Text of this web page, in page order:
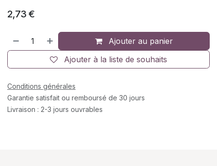
2,73 €
Ajouter au panier
Ajouter à la liste de souhaits
Conditions générales
Garantie satisfait ou remboursé de 30 jours
Livraison : 2-3 jours ouvrables